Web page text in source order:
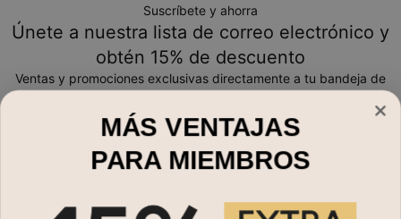
Suscríbete y ahorra
Únete a nuestra lista de correo electrónico y
obtén 15% de descuento
Ventas y promociones exclusivas directamente a tu bandeja de
Correo electrónico*MÁS VENTAJAS
PARA MIEMBROS